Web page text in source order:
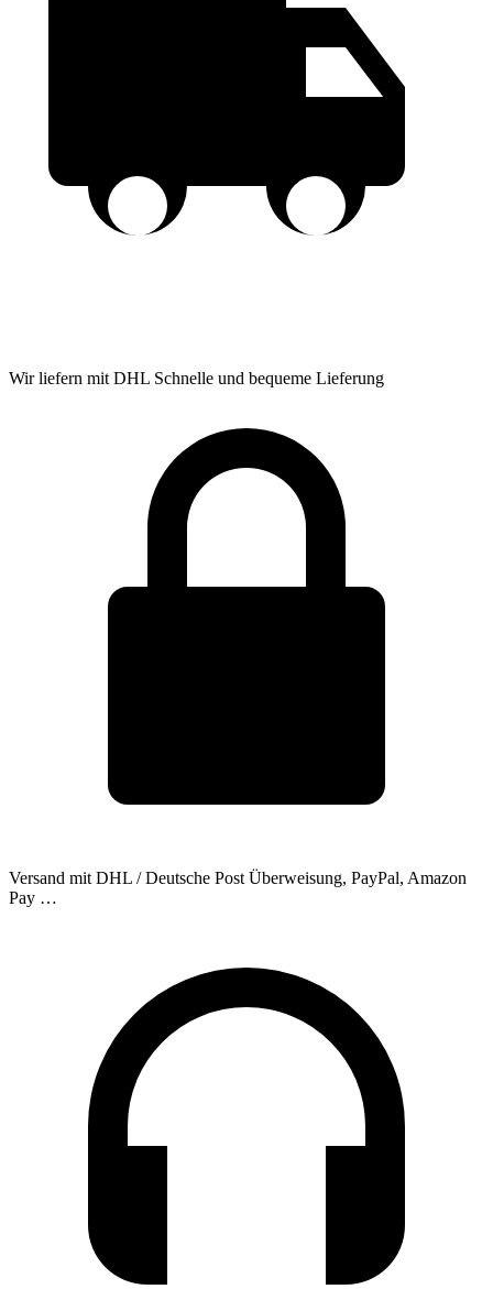
Wir liefern mit DHL Schnelle und bequeme Lieferung
Versand mit DHL / Deutsche Post Überweisung, PayPal, Amazon
Pay …